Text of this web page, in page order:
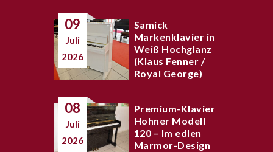
09
Juli
2026
Samick
Markenklavier in
Weiß Hochglanz
(Klaus Fenner /
Royal George)
08
Juli
2026
Premium-Klavier
Hohner Modell
120 – Im edlen
Marmor-Design